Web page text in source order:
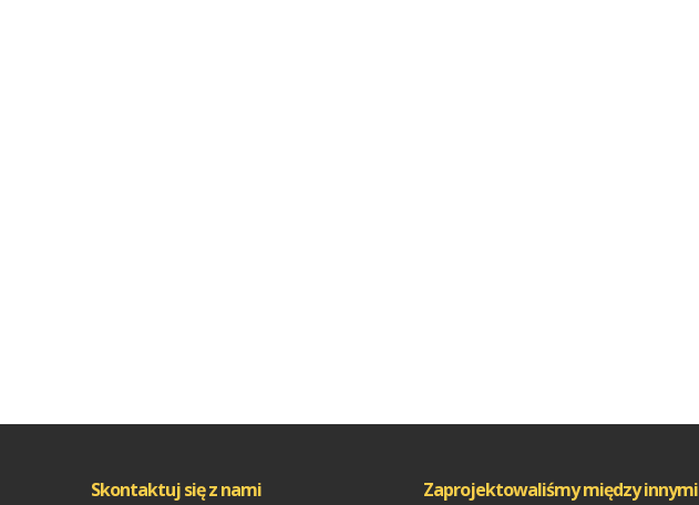
Skontaktuj się z nami Zaprojektowaliśmy między innymi